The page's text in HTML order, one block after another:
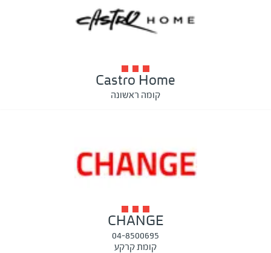
Castro Home
קומה ראשונה
CHANGE
04-8500695
קומת קרקע